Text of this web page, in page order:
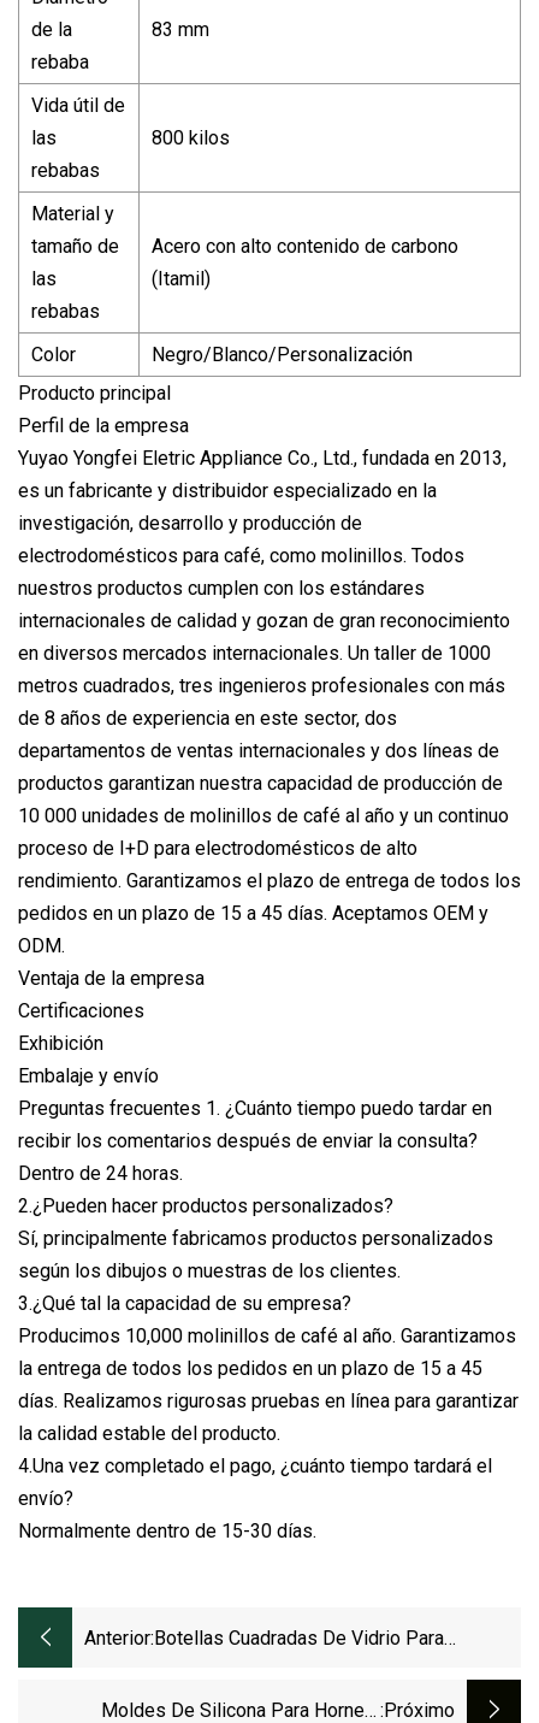
de la
rebaba
83 mm
Vida útil de
las
rebabas
800 kilos
Material y
tamaño de
las
rebabas
Acero con alto contenido de carbono
(Itamil)
Color
Negro/Blanco/Personalización
Producto principal
Perfil de la empresa
Yuyao Yongfei Eletric Appliance Co., Ltd., fundada en 2013,
es un fabricante y distribuidor especializado en la
investigación, desarrollo y producción de
electrodomésticos para café, como molinillos. Todos
nuestros productos cumplen con los estándares
internacionales de calidad y gozan de gran reconocimiento
en diversos mercados internacionales. Un taller de 1000
metros cuadrados, tres ingenieros profesionales con más
de 8 años de experiencia en este sector, dos
departamentos de ventas internacionales y dos líneas de
productos garantizan nuestra capacidad de producción de
10 000 unidades de molinillos de café al año y un continuo
proceso de I+D para electrodomésticos de alto
rendimiento. Garantizamos el plazo de entrega de todos los
pedidos en un plazo de 15 a 45 días. Aceptamos OEM y
ODM.
Ventaja de la empresa
Certificaciones
Exhibición
Embalaje y envío
Preguntas frecuentes 1. ¿Cuánto tiempo puedo tardar en
recibir los comentarios después de enviar la consulta?
Dentro de 24 horas.
2.¿Pueden hacer productos personalizados?
Sí, principalmente fabricamos productos personalizados
según los dibujos o muestras de los clientes.
3.¿Qué tal la capacidad de su empresa?
Producimos 10,000 molinillos de café al año. Garantizamos
la entrega de todos los pedidos en un plazo de 15 a 45
días. Realizamos rigurosas pruebas en línea para garantizar
la calidad estable del producto.
4.Una vez completado el pago, ¿cuánto tiempo tardará el
envío?
Normalmente dentro de 15-30 días.
Anterior:Botellas Cuadradas De Vidrio Para
Condimentos, Precio De Suministro Directo
Moldes De Silicona Para Hornear :próximo